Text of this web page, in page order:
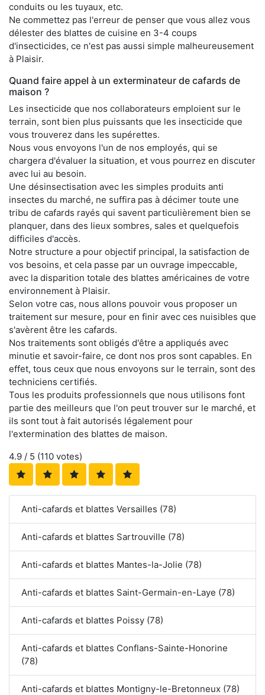
conduits ou les tuyaux, etc.
Ne commettez pas l'erreur de penser que vous allez vous
délester des blattes de cuisine en 3-4 coups
d'insecticides, ce n'est pas aussi simple malheureusement
à Plaisir.
Quand faire appel à un exterminateur de cafards de
maison ?
Les insecticide que nos collaborateurs emploient sur le
terrain, sont bien plus puissants que les insecticide que
vous trouverez dans les supérettes.
Nous vous envoyons l'un de nos employés, qui se
chargera d'évaluer la situation, et vous pourrez en discuter
avec lui au besoin.
Une désinsectisation avec les simples produits anti
insectes du marché, ne suffira pas à décimer toute une
tribu de cafards rayés qui savent particulièrement bien se
planquer, dans des lieux sombres, sales et quelquefois
difficiles d'accès.
Notre structure a pour objectif principal, la satisfaction de
vos besoins, et cela passe par un ouvrage impeccable,
avec la disparition totale des blattes américaines de votre
environnement à Plaisir.
Selon votre cas, nous allons pouvoir vous proposer un
traitement sur mesure, pour en finir avec ces nuisibles que
s'avèrent être les cafards.
Nos traitements sont obligés d'être a appliqués avec
minutie et savoir-faire, ce dont nos pros sont capables. En
effet, tous ceux que nous envoyons sur le terrain, sont des
techniciens certifiés.
Tous les produits professionnels que nous utilisons font
partie des meilleurs que l'on peut trouver sur le marché, et
ils sont tout à fait autorisés légalement pour
l'extermination des blattes de maison.
4.9 / 5 (110 votes)
Anti-cafards et blattes Versailles (78)
Anti-cafards et blattes Sartrouville (78)
Anti-cafards et blattes Mantes-la-Jolie (78)
Anti-cafards et blattes Saint-Germain-en-Laye (78)
Anti-cafards et blattes Poissy (78)
Anti-cafards et blattes Conflans-Sainte-Honorine
(78)
Anti-cafards et blattes Montigny-le-Bretonneux (78)